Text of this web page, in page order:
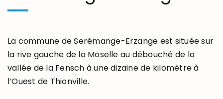
La commune de Serémange-Erzange est située sur
la rive gauche de la Moselle au débouché de la
vallée de la Fensch à une dizaine de kilomètre à
l’Ouest de Thionville.